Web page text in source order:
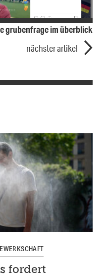
grubenfrage im überblick
nächster artikel
fordert